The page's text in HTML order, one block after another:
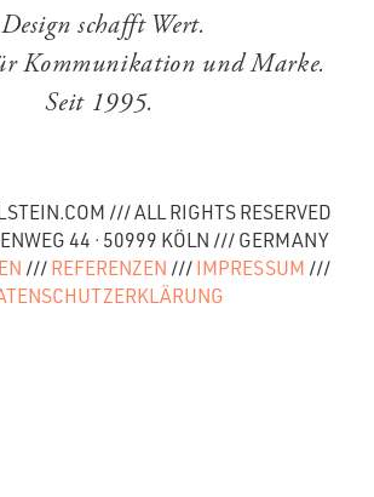
Design schafft Wert.
Kommunikation und Marke.
Seit 1995.
/// ALL RIGHTS RESERVED
44 · 50999 KÖLN /// GERMANY
/// REFERENZEN /// IMPRESSUM ///